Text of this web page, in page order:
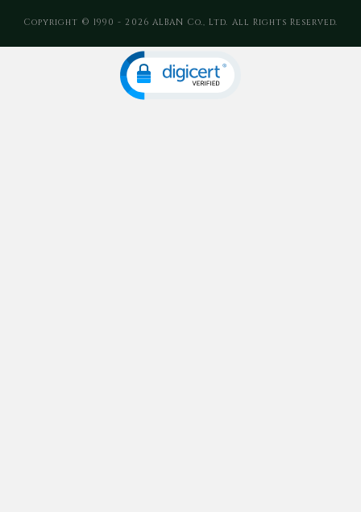
Copyright © 1990 - 2026 ALBAN Co., Ltd. All Rights Reserved.